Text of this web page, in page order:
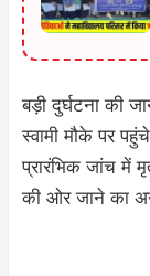
बड़ी दुर्घटना की
स्वामी मौके पर
प्रारंभिक जांच में
की ओर जाने का